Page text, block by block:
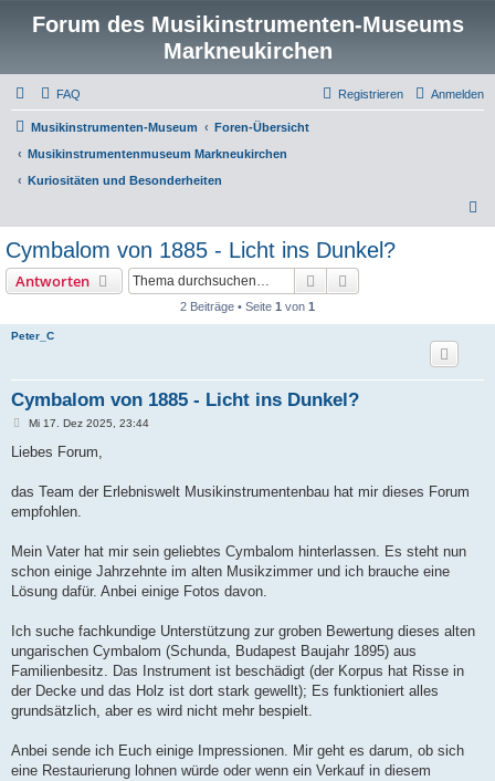
Forum des Musikinstrumenten-Museums
Markneukirchen
FAQ Anmelden
Registrieren
Musikinstrumenten-Museum
Foren-Übersicht
Musikinstrumentenmuseum Markneukirchen
Kuriositäten und Besonderheiten
Cymbalom von 1885 - Licht ins Dunkel?
Antworten Suche
2 Beiträge • Seite 1 von 1
Peter_C
Cymbalom von 1885 - Licht ins Dunkel?
B
i
a
Mi 17. Dez 2025, 23:44
Liebes Forum,
das Team der Erlebniswelt Musikinstrumentenbau hat mir dieses Forum
empfohlen.
Mein Vater hat mir sein geliebtes Cymbalom hinterlassen. Es steht nun
schon einige Jahrzehnte im alten Musikzimmer und ich brauche eine
Lösung dafür. Anbei einige Fotos davon.
Ich suche fachkundige Unterstützung zur groben Bewertung dieses alten
ungarischen Cymbalom (Schunda, Budapest Baujahr 1895) aus
Familienbesitz. Das Instrument ist beschädigt (der Korpus hat Risse in
der Decke und das Holz ist dort stark gewellt); Es funktioniert alles
grundsätzlich, aber es wird nicht mehr bespielt.
Anbei sende ich Euch einige Impressionen. Mir geht es darum, ob sich
eine Restaurierung lohnen würde oder wenn ein Verkauf in diesem